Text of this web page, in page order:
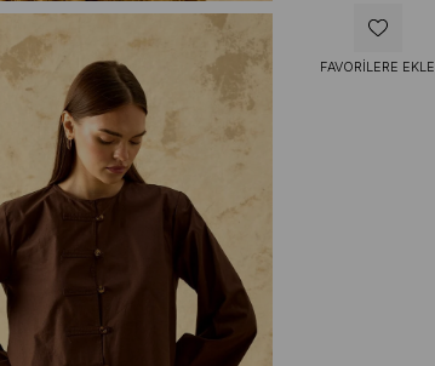
FAVORILERE EKLE